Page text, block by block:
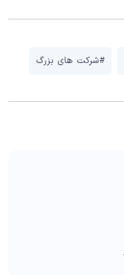
#شرکت های بزرگ